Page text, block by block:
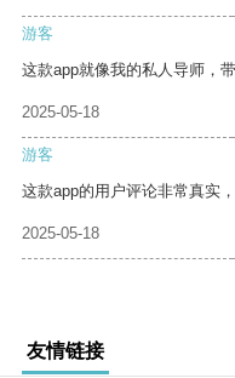
游客
这款app就像我的私人导师，
2025-05-18
游客
这款app的用户评论非常真实
2025-05-18
友情链接